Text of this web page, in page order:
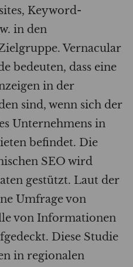
Keyword-
in den
Vernacular
bedeuten, dass eine
in der
sind, wenn sich der
Unternehmens in
befindet. Die
SEO wird
gestützt. Laut der
Umfrage von
von Informationen
Diese Studie
in regionalen